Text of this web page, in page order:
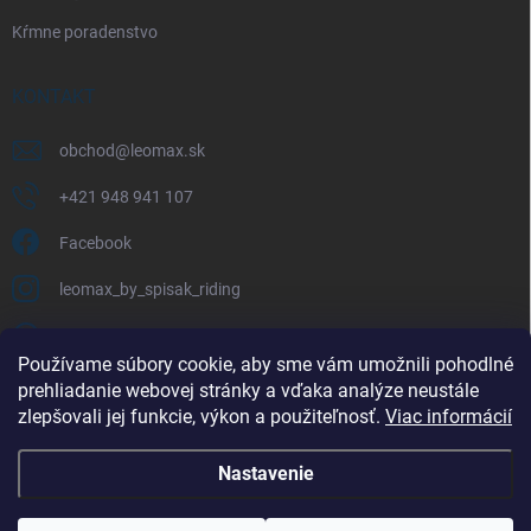
Používame súbory cookie, aby sme vám umožnili pohodlné
prehliadanie webovej stránky a vďaka analýze neustále
zlepšovali jej funkcie, výkon a použiteľnosť. Viac informácií
Nastavenie
Kŕmne poradenstvo
KONTAKT
obchod@ leomax.sk
+421 948 941 107
Facebook
leomax_by_spisak_riding
FACEBOOK